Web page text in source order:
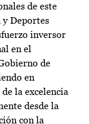
de este
y Deportes
inversor
en el
de
en
la excelencia
desde la
con la